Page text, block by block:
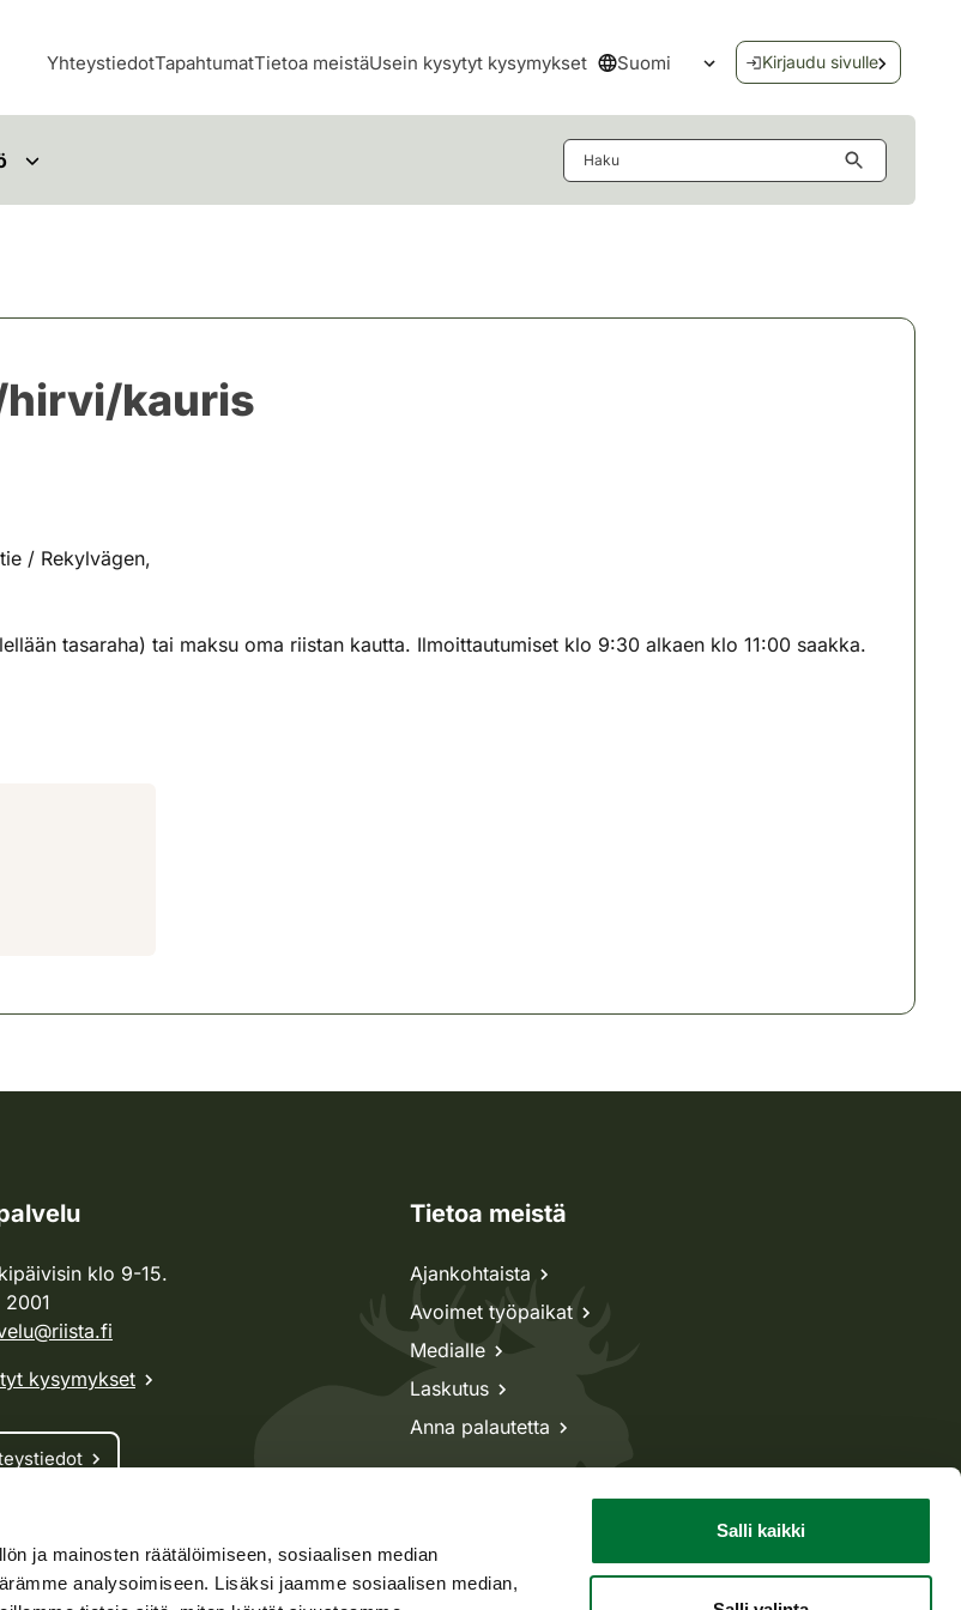
ja mainosten räätälöimiseen, sosiaalisen median
analysoimiseen. Lisäksi jaamme sosiaalisen median,
Salli kaikki
YhteystiedotTapahtumatTietoa meistäUsein kysytyt kysymykset Suomi
Avaa kielivalikko
Kirjaudu sivulle
hirvi/kauris
/ Rekylvägen,
tasaraha) tai maksu oma riistan kautta. Ilmoittautumiset klo 9:30 alkaen klo 11:00 saakka.
klo 9-15.
kysymykset
asiat
asiat
Tietoa meistä
Ajankohtaista
Avoimet työpaikat
Medialle
Laskutus
Anna palautetta